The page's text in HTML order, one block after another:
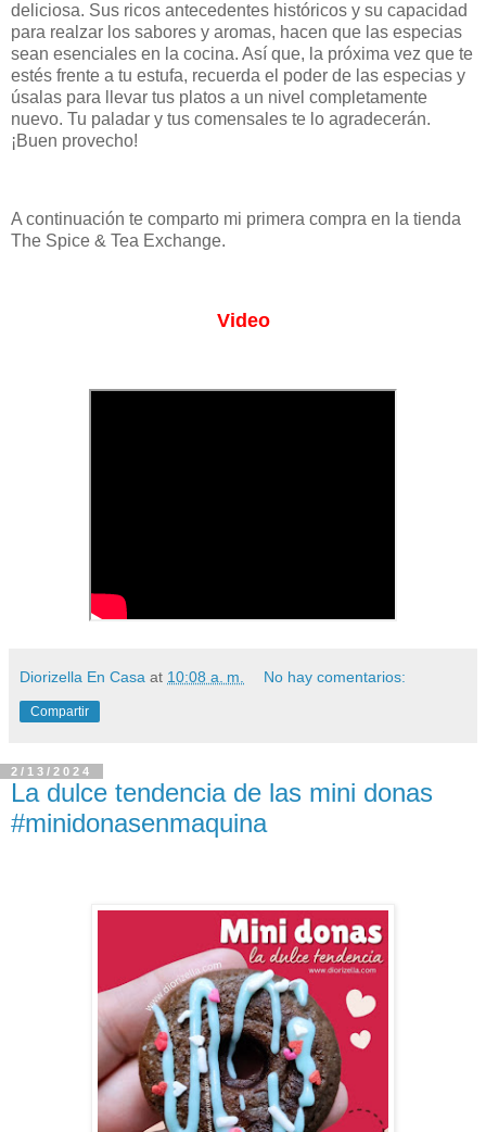
deliciosa. Sus ricos antecedentes históricos y su capacidad
para realzar los sabores y aromas, hacen que las especias
sean esenciales en la cocina. Así que, la próxima vez que te
estés frente a tu estufa, recuerda el poder de las especias y
úsalas para llevar tus platos a un nivel completamente
nuevo. Tu paladar y tus comensales te lo agradecerán.
¡Buen provecho!
A continuación te comparto mi primera compra en la tienda
The Spice & Tea Exchange.
Video
Diorizella En Casa at 10:08 a. m. No hay comentarios:
Compartir
2/13/2024
La dulce tendencia de las mini donas
#minidonasenmaquina